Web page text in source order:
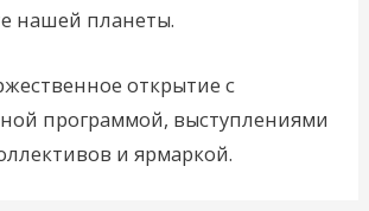
нашей планеты.
открытие с
программой, выступлениями
и ярмаркой.